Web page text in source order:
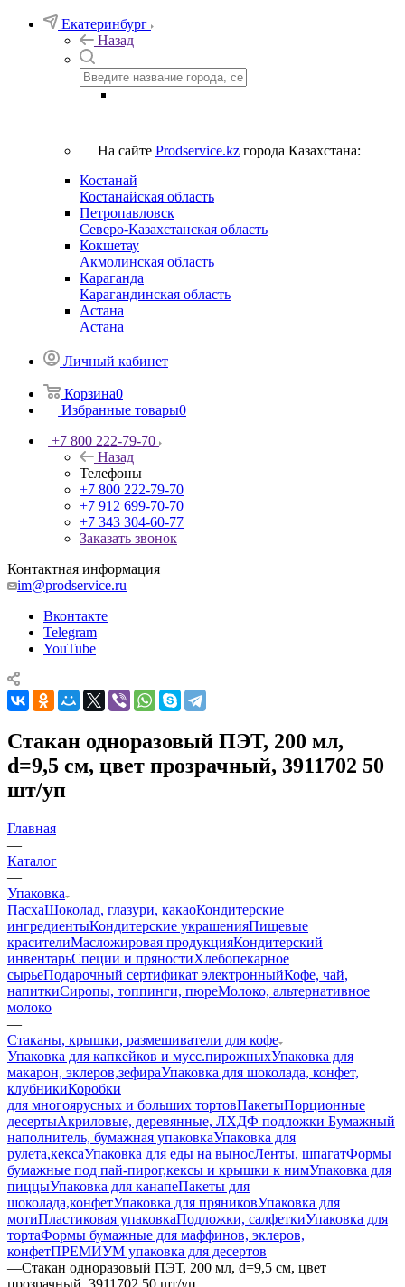
Екатеринбург
Назад
На сайте Prodservice.kz города Казахстана:
Костанай
Костанайская область
Петропавловск
Северо-Казахстанская область
Кокшетау
Акмолинская область
Караганда
Карагандинская область
Астана
Астана
Личный кабинет
Корзина0
Избранные товары0
+7 800 222-79-70
Назад
Телефоны
+7 800 222-79-70
+7 912 699-70-70
+7 343 304-60-77
Заказать звонок
Контактная информация
im@prodservice.ru
Вконтакте
Telegram
YouTube
Стакан одноразовый ПЭТ, 200 мл,
d=9,5 см, цвет прозрачный, 3911702 50
шт/уп
Главная
—
Каталог
—
Упаковка
ПасхаШоколад, глазури, какаоКондитерские
ингредиентыКондитерские украшенияПищевые
красителиМасложировая продукцияКондитерский
инвентарьСпеции и пряностиХлебопекарное
сырьеПодарочный сертификат электронныйКофе, чай,
напиткиСиропы, топпинги, пюреМолоко, альтернативное
молоко
—
Стаканы, крышки, размешиватели для кофе
Упаковка для капкейков и мусс.пирожныхУпаковка для
макарон, эклеров,зефираУпаковка для шоколада, конфет,
клубникиКоробки
для многоярусных и больших тортовПакетыПорционные
десертыАкриловые, деревянные, ЛХДФ подложки Бумажный
наполнитель, бумажная упаковкаУпаковка для
рулета,кексаУпаковка для еды на выносЛенты, шпагатФормы
бумажные под пай-пирог,кексы и крышки к нимУпаковка для
пиццыУпаковка для канапеПакеты для
шоколада,конфетУпаковка для пряниковУпаковка для
мотиПластиковая упаковкаПодложки, салфеткиУпаковка для
тортаФормы бумажные для маффинов, эклеров,
конфетПРЕМИУМ упаковка для десертов
—Стакан одноразовый ПЭТ, 200 мл, d=9,5 см, цвет
прозрачный, 3911702 50 шт/уп